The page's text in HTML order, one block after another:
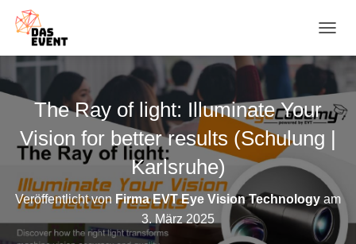
A
V
A
U
M
S
C
The Ray of light: Illuminate Your
Vision for better results (Schulung |
Karlsruhe)
Veröffentlicht von Firma EVT Eye Vision Technology am
3. März 2025